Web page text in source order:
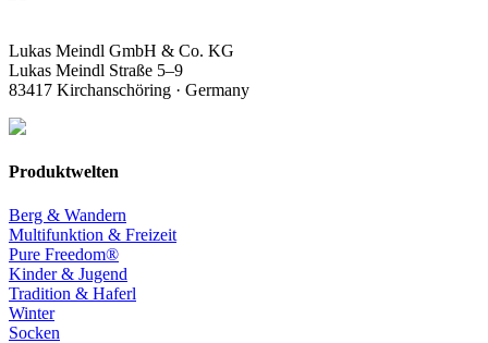
Lukas Meindl GmbH & Co. KG
Lukas Meindl Straße 5–9
83417 Kirchanschöring · Germany
Produktwelten
Berg & Wandern
Multifunktion & Freizeit
Pure Freedom®
Kinder & Jugend
Tradition & Haferl
Winter
Socken